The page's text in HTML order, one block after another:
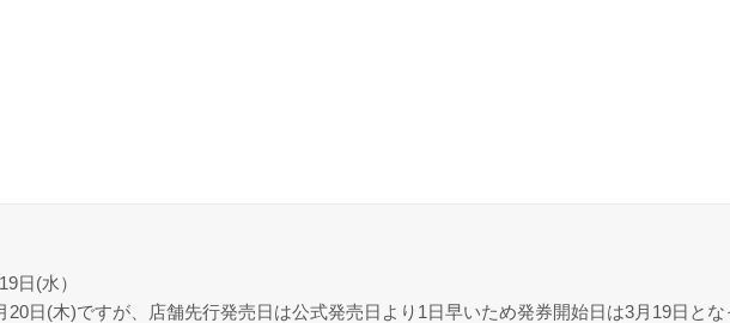
日(水）
20日(木)ですが、店舗先行発売日は公式発売日より1日早いため発券開始日は3月19日とな